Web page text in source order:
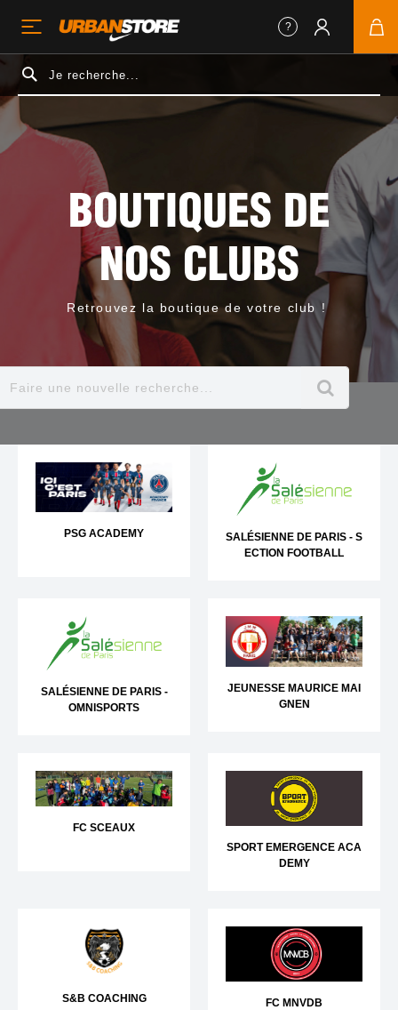
BOUTIQUES DE
NOS CLUBS
Retrouvez la boutique de votre club !
PSG ACADEMY
SALÉSIENNE DE PARIS - S
ECTION FOOTBALL
SALÉSIENNE DE PARIS -
OMNISPORTS
JEUNESSE MAURICE MAI
GNEN
FC SCEAUX
SPORT EMERGENCE ACA
DEMY
S&B COACHING FC MNVDB